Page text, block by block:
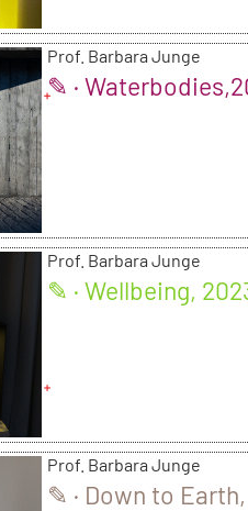
Prof. Barbara Junge
✎ ·
Prof. Barbara Junge
✎ · Wellbeing,
Prof. Barbara Junge
✎ · Down to